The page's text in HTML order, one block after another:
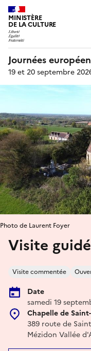
MINISTÈRE
DE LA CULTURE
Journées
19 et 20 septembre
Visite
Visite commentée
Date
samedi 19
Chapelle de
389 route de
Mézidon Vallée
Photo de Laurent Foyer